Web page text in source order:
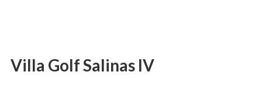
Villa Golf Salinas IV